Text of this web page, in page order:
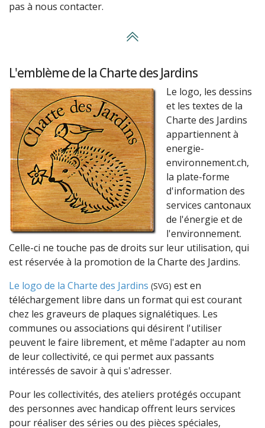
pas à nous contacter.
L'emblème de la Charte des Jardins
Le logo, les dessins
et les textes de la
Charte des Jardins
appartiennent à
energie-
environnement.ch,
la plate-forme
d'information des
services cantonaux
de l'énergie et de
l'environnement.
Celle-ci ne touche pas de droits sur leur utilisation, qui
est réservée à la promotion de la Charte des Jardins.
Le logo de la Charte des Jardins (SVG) est en
téléchargement libre dans un format qui est courant
chez les graveurs de plaques signalétiques. Les
communes ou associations qui désirent l'utiliser
peuvent le faire librement, et même l'adapter au nom
de leur collectivité, ce qui permet aux passants
intéressés de savoir à qui s'adresser.
Pour les collectivités, des ateliers protégés occupant
des personnes avec handicap offrent leurs services
pour réaliser des séries ou des pièces spéciales,